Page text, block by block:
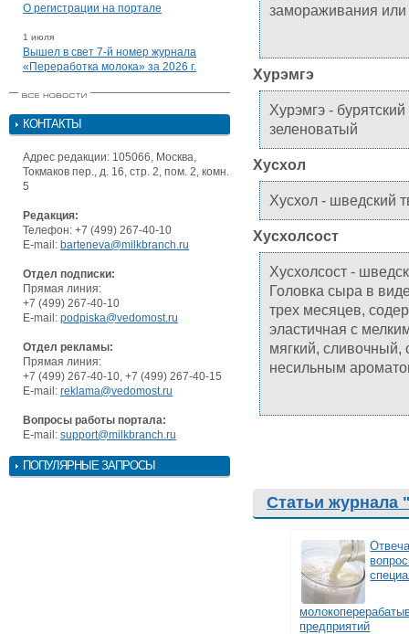
О регистрации на портале
1 июля
Вышел в свет 7-й номер журнала
«Переработка молока» за 2026 г.
КОНТАКТЫ
Адрес редакции: 105066, Москва,
Токмаков пер., д. 16, стр. 2, пом. 2, комн.
5
Редакция:
Телефон: +7 (499) 267-40-10
E-mail: barteneva@milkbranch.ru
Отдел подписки:
Прямая линия:
+7 (499) 267-40-10
E-mail: podpiska@vedomost.ru
Отдел рекламы:
Прямая линия:
+7 (499) 267-40-10, +7 (499) 267-40-15
E-mail: reklama@vedomost.ru
Вопросы работы портала:
E-mail: support@milkbranch.ru
ПОПУЛЯРНЫЕ ЗАПРОСЫ
замораживания
Хурэмгэ
Хурэмгэ -
зеленоватый
Хусхол
Хусхол - шведский
Хусхолсост
Хусхолcocт -
Головка сыра в
трех месяцев,
эластичная с
мягкий,
несильным
Статьи журнала
предприятий